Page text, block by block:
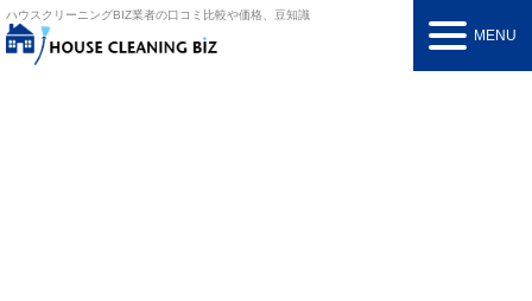
ハウスクリーニングBIZ業者の口コミ比較や価格、豆知識
MENU